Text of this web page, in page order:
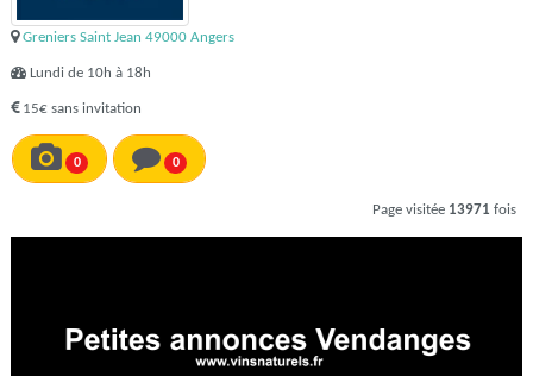
Greniers Saint Jean 49000 Angers
Lundi de 10h à 18h
15€ sans invitation
0 0
Page visitée 13971 fois